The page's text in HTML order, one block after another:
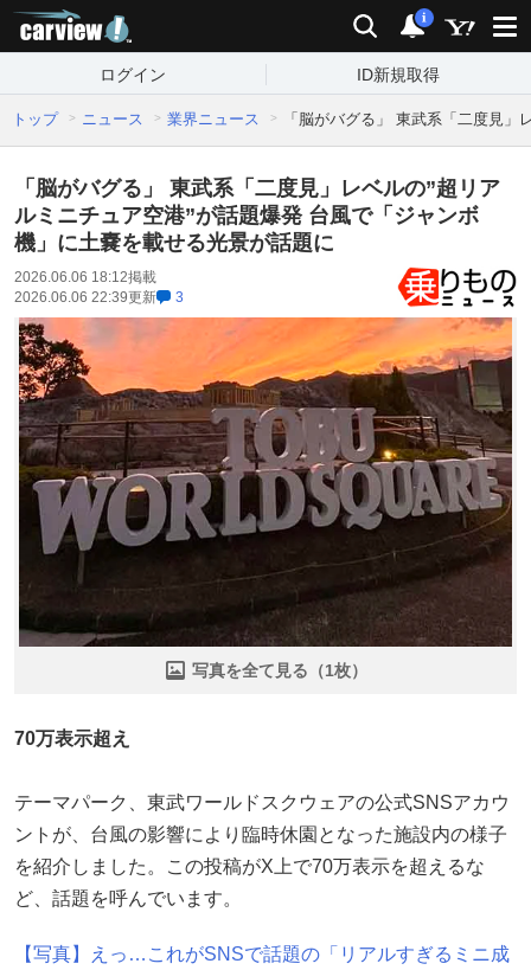
検索 通知
i
ログイン ID新規取得
トップ ニュース 業界ニュース 「脳がバグる」 東武系「二度見
「脳がバグる」 東武系「二度見」レベルの”超リア
ルミニチュア空港”が話題爆発 台風で「ジャンボ
機」に土嚢を載せる光景が話題に
2026.06.06 18:12掲載
2026.06.06 22:39更新 3
写真を全て見る（1枚）
70万表示超え
テーマパーク、東武ワールドスクウェアの公式SNSアカウ
ントが、台風の影響により臨時休園となった施設内の様子
を紹介しました。この投稿がX上で70万表示を超えるな
ど、話題を呼んでいます。
【写真】えっ…これがSNSで話題の「リアルすぎるミニ成